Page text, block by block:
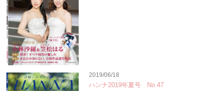
2019/06/18
ハンナ2019年夏号 No.47